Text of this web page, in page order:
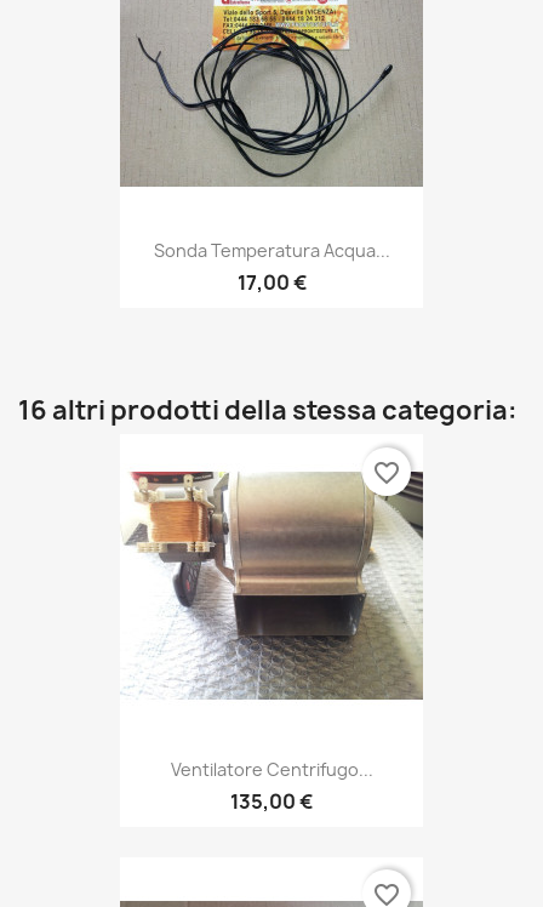
Sonda Temperatura Acqua...
17,00 €
16 altri prodotti della stessa categoria:
Ventilatore Centrifugo...
135,00 €
favorite_border
favorite_border